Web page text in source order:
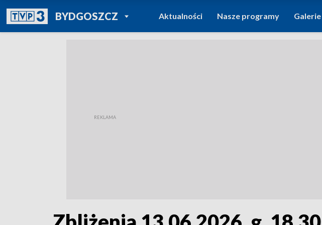
BYDGOSZCZPOWRÓT DO
TVP REGIONY
Aktualności Nasze programy